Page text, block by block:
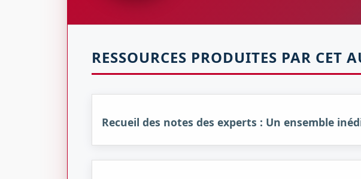
RESSOURCES PRODUITES PAR CET
Recueil des notes des experts : Un ensemble